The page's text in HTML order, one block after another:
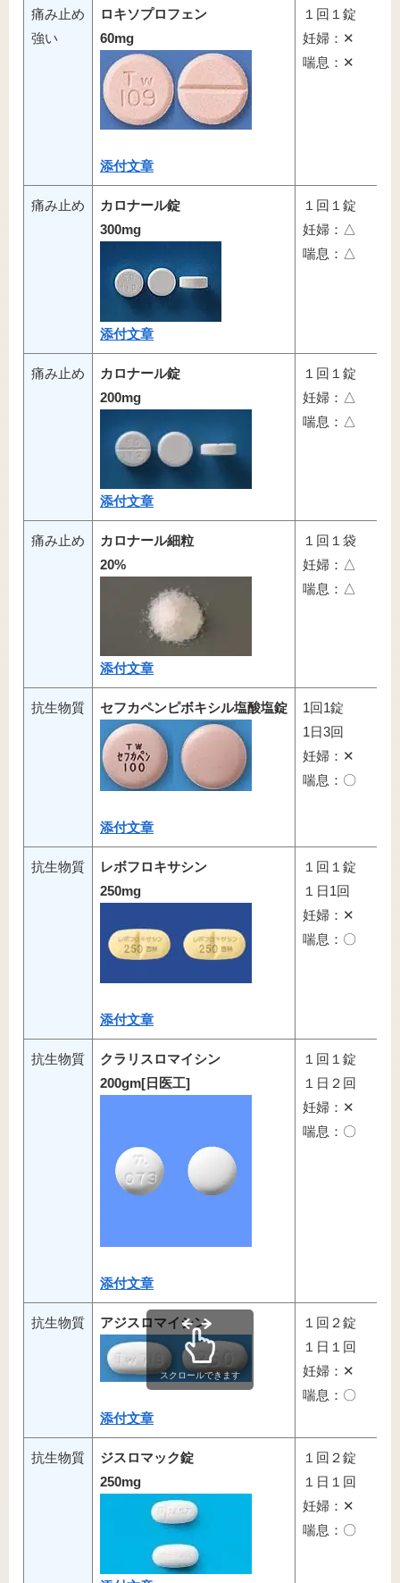
痛み止め
強い
ロキソプロフェン
60mg
添付文章
１回１錠
妊婦：✕
喘息：✕
痛み止め
カロナール錠
300mg
添付文章
１回１錠
妊婦：△
喘息：△
痛み止め
カロナール錠
200mg
添付文章
１回１錠
妊婦：△
喘息：△
痛み止め
カロナール細粒
20%
添付文章
１回１袋
妊婦：△
喘息：△
抗生物質 セフカペンピボキシル塩酸塩錠
添付文章
1回1錠
1日3回
妊婦：✕
喘息：〇
抗生物質
レボフロキサシン
250mg
添付文章
１回１錠
１日1回
妊婦：✕
喘息：〇
抗生物質
クラリスロマイシン
200gm[日医工]
添付文章
１回１錠
１日２回
妊婦：✕
喘息：〇
抗生物質 アジスロマイシン
添付文章
１回２錠
１日１回
妊婦：✕
喘息：〇
抗生物質
ジスロマック錠
250mg
１回２錠
１日１回
妊婦：✕
喘息：〇
スクロールできます